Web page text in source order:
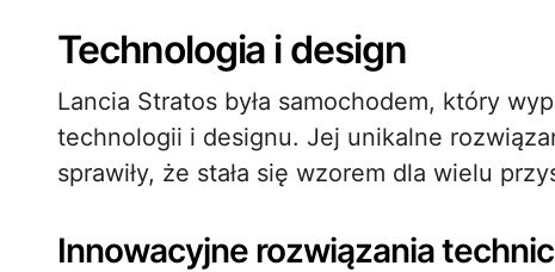
Technologia i design
Lancia Stratos była samochodem, który
technologii i designu. Jej unikalne
sprawiły, że stała się wzorem dla wielu
Innowacyjne rozwiązania